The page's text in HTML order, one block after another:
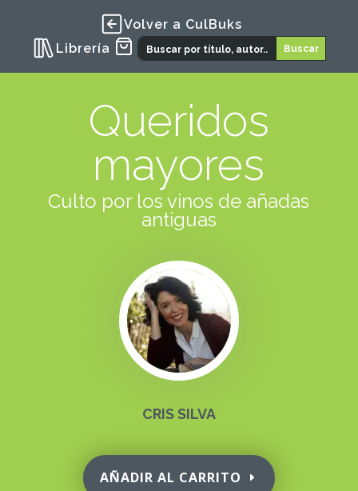
Volver a CulBuks
Librería
Queridos
mayores
Culto por los vinos de añadas
antiguas
CRIS SILVA
AÑADIR AL CARRITO